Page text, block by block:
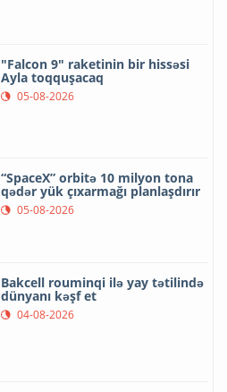
"Falcon 9" raketinin bir hissəsi
Ayla toqquşacaq
05-08-2026
“SpaceX” orbitə 10 milyon tona
qədər yük çıxarmağı planlaşdırır
05-08-2026
Bakcell rouminqi ilə yay tətilində
dünyanı kəşf et
04-08-2026